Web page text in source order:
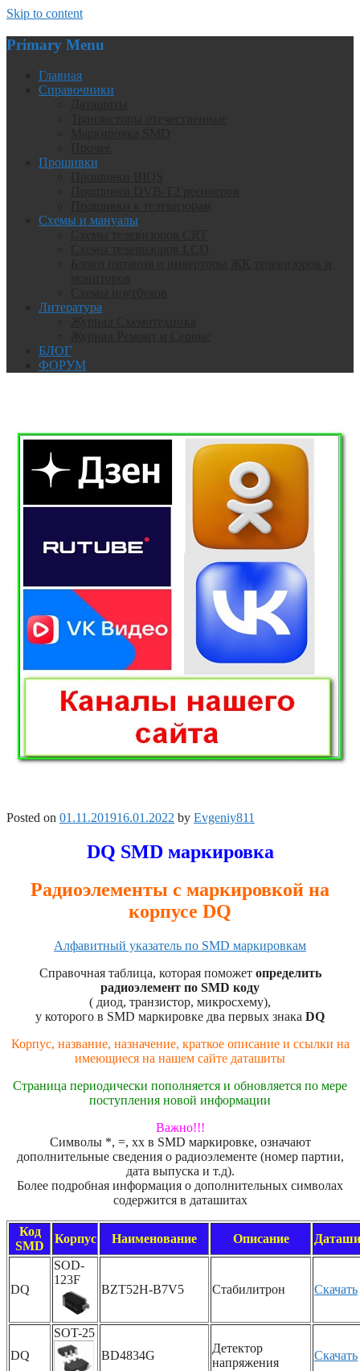
Skip to content
Primary Menu
Главная
Справочники
Прошивки
Схемы и мануалы
Литература
БЛОГ
ФОРУМ
Posted on 01.11.201916.01.2022 by Evgeniy811
DQ SMD маркировка
Радиоэлементы с маркировкой на
корпусе DQ
Алфавитный указатель по SMD маркировкам
Справочная таблица, которая поможет определить
радиоэлемент по SMD коду
( диод, транзистор, микросхему),
у которого в SMD маркировке два первых знака DQ
Корпус, название, назначение, краткое описание и ссылки на
имеющиеся на нашем сайте даташиты
Страница периодически пополняется и обновляется по мере
поступления новой информации
Важно!!!
Символы *, =, xx в SMD маркировке, означают
дополнительные сведения о радиоэлементе (номер партии,
дата выпуска и т.д).
Более подробная информация о дополнительных символах
содержится в даташитах
Код
SMD
Корпус Наименование Описание
DQ
SOD-
123F
BZT52H-B7V5 Стабилитрон Скачать
DQ
SOT-25
BD4834G
Детектор
напряжения
Скачать